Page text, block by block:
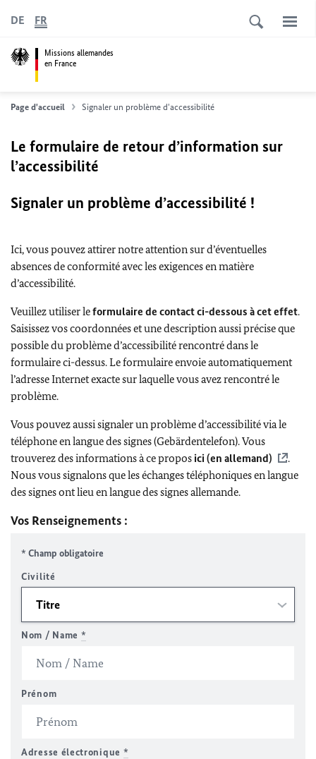
Missions allemandes
en France
DE FR
Page d'accueil Signaler un problème d'accessibilité
Le formulaire de retour d’information sur
l’accessibilité
Signaler un problème d’accessibilité !
Ici, vous pouvez attirer notre attention sur d’éventuelles
absences de conformité avec les exigences en matière
d’accessibilité.
Veuillez utiliser leformulaire de contact ci-dessous à cet effet.
Saisissez vos coordonnées et une description aussi précise que
possible du problème d’accessibilité rencontré dans le
formulaire ci-dessus. Le formulaire envoie automatiquement
l’adresse Internet exacte sur laquelle vous avez rencontré le
problème.
Vous pouvez aussi signaler un problème d’accessibilité via le
téléphone en langue des signes (Gebärdentelefon). Vous
trouverez des informations à ce propos ici (en allemand)
.
Nous vous signalons que les échanges téléphoniques en langue
des signes ont lieu en langue des signes allemande.
Vos Renseignements :
* Champ obligatoire
Civilité
Nom / Name *
Prénom
Adresse électronique *